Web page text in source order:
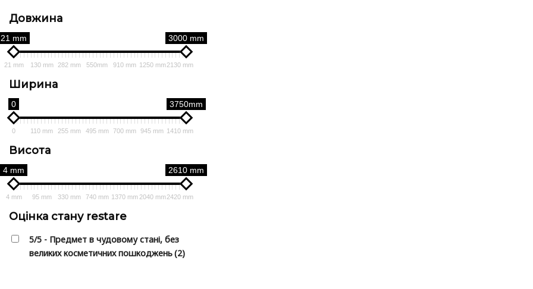
Довжина
21 mm 3000 mm
21 mm 130 mm 282 mm 550mm 910 mm 1250 mm 2130 mm
Ширина
0 3750mm
0 110 mm 255 mm 495 mm 700 mm 945 mm 1410 mm
Висота
4 mm 2610 mm
4 mm 95 mm 330 mm 740 mm 1370 mm 2040 mm 2420 mm
Оцінка стану restare
5/5 - Предмет в чудовому стані, без
великих косметичних пошкоджень(2)